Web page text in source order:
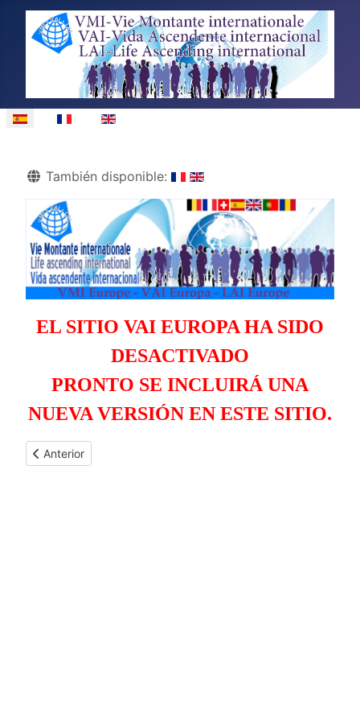
Seleccione su idioma
Detalles
También disponible:
EL SITIO VAI EUROPA HA SIDO
DESACTIVADO
PRONTO SE INCLUIRÁ UNA
NUEVA VERSIÓN EN ESTE SITIO.
Artículo anterior: COORDINACIÓN AFRICA
Anterior